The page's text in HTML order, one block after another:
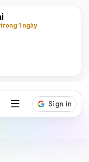
1 ngày